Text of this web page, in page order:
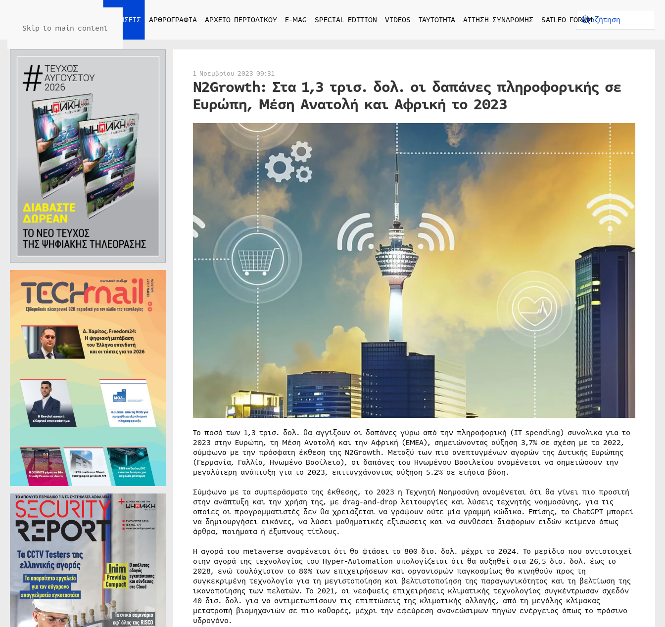
Skip to main content
ΕΙΔΗΣΕΙΣ ΑΡΘΡΟΓΡΑΦΙΑ ΑΡΧΕΙΟ ΠΕΡΙΟΔΙΚΟΥ E-MAG SPECIAL EDITION VIDEOS ΤΑΥΤΟΤΗΤΑ ΑΙΤΗΣΗ ΣΥΝΔΡΟΜΗΣ SATLEO FORUM
1 Νοεμβρίου 2023 09:31
N2Growth: Στα 1,3 τρισ. δολ. οι δαπάνες πληροφορικής σε
Ευρώπη, Μέση Ανατολή και Αφρική το 2023
Το ποσό των 1,3 τρισ. δολ. θα αγγίξουν οι δαπάνες γύρω από την πληροφορική (IT spending) συνολικά για το
2023 στην Ευρώπη, τη Μέση Ανατολή και την Αφρική (ΕΜΕΑ), σημειώνοντας αύξηση 3,7% σε σχέση με το 2022,
σύμφωνα με την πρόσφατη έκθεση της N2Growth. Μεταξύ των πιο ανεπτυγμένων αγορών της Δυτικής Ευρώπης
(Γερμανία, Γαλλία, Ηνωμένο Βασίλειο), οι δαπάνες του Ηνωμένου Βασιλείου αναμένεται να σημειώσουν την
μεγαλύτερη ανάπτυξη για το 2023, επιτυγχάνοντας αύξηση 5.2% σε ετήσια βάση.
Σύμφωνα με τα συμπεράσματα της έκθεσης, το 2023 η Τεχνητή Νοημοσύνη αναμένεται ότι θα γίνει πιο προσιτή
στην ανάπτυξη και την χρήση της, με drag-and-drop λειτουργίες και λύσεις τεχνητής νοημοσύνης, για τις
οποίες οι προγραμματιστές δεν θα χρειάζεται να γράψουν ούτε μία γραμμή κώδικα. Επίσης, το ChatGPT μπορεί
να δημιουργήσει εικόνες, να λύσει μαθηματικές εξισώσεις και να συνθέσει διάφορων ειδών κείμενα όπως
άρθρα, ποιήματα ή έξυπνους τίτλους.
Η αγορά του metaverse αναμένεται ότι θα φτάσει τα 800 δισ. δολ. μέχρι το 2024. Το μερίδιο που αντιστοιχεί
στην αγορά της τεχνολογίας του Hyper-Automation υπολογίζεται ότι θα αυξηθεί στα 26,5 δισ. δολ. έως το
2028, ενώ τουλάχιστον το 80% των επιχειρήσεων και οργανισμών παγκοσμίως θα κινηθούν προς τη
συγκεκριμένη τεχνολογία για τη μεγιστοποίηση και βελτιστοποίηση της παραγωγικότητας και τη βελτίωση της
ικανοποίησης των πελατών. Το 2021, οι νεοφυείς επιχειρήσεις κλιματικής τεχνολογίας συγκέντρωσαν σχεδόν
40 δισ. δολ. για να αντιμετωπίσουν τις επιπτώσεις της κλιματικής αλλαγής, από τη μεγάλης κλίμακας
μετατροπή βιομηχανιών σε πιο καθαρές, μέχρι την εφεύρεση ανανεώσιμων πηγών ενέργειας όπως το πράσινο
υδρογόνο.